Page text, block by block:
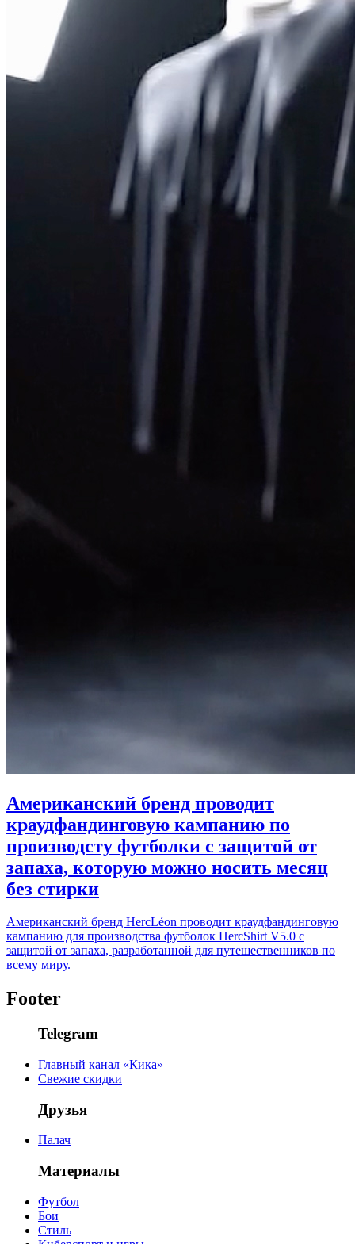
Американский бренд проводит
краудфандинговую кампанию по
производсту футболки с защитой от
запаха, которую можно носить месяц
без стирки
Американский бренд HercLéon проводит краудфандинговую
кампанию для производства футболок HercShirt V5.0 с
защитой от запаха, разработанной для путешественников по
всему миру.
Footer
Telegram
Главный канал «Кика»
Свежие скидки
Друзья
Палач
Материалы
Футбол
Бои
Стиль